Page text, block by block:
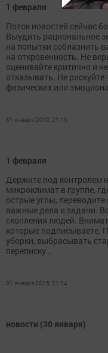
1 февраля
Поток новостей сейчас
Выудить рациональное
на попытки соблазнить
на откровенность. Не
оценивайте критично и
отказывать. Не рискуйте
физических или
31 января 2015, 21:15
1 февраля
Держите под контролем
микроклимат в группе,
острые углы,
важные дела и задачи.
скопления людей.
которые подписываете.
уборки, выбрасывать
переписку...
31 января 2015, 21:14
новости (30 января)